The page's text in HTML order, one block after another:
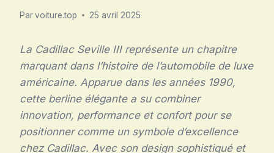
Parvoiture.top 25 avril 2025
La Cadillac Seville III représente un chapitre
marquant dans l’histoire de l’automobile de luxe
américaine. Apparue dans les années 1990,
cette berline élégante a su combiner
innovation, performance et confort pour se
positionner comme un symbole d’excellence
chez Cadillac. Avec son design sophistiqué et